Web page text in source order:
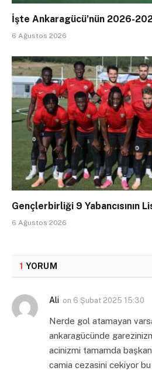
İşte Ankaragücü’nün 2026-
6 Ağustos 2026
Gençlerbirliği 9 Yabancısının
6 Ağustos 2026
1 YORUM
Ali on 6 Şubat 2025 15:30
Nerde gol atamayan
ankaragücünde
acinizmi tamamda
camia cezasini cekiyor bu